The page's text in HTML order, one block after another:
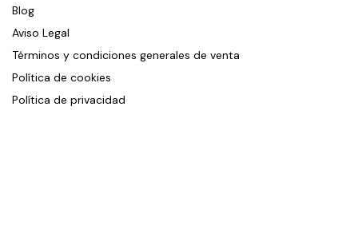
Blog
Aviso Legal
Términos y condiciones generales de venta
Política de cookies
Política de privacidad